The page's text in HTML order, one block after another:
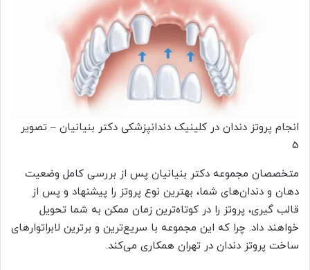
انجام پروتز دندان در کلینیک دندانپزشکی دکتر بنیانیان – تصویر
5
متخصصان مجموعه دکتر بنیانیان پس از بررسی کامل وضعیت
دهان و دندان‌های شما، بهترین نوع پروتز را پیشنهاد و پس از
قالب گیری، پروتز را در کوتاه‌ترین زمان ممکن به شما تحویل
خواهند داد. چرا که این مجموعه با سریع‌ترین و برترین لابراتوارهای
ساخت پروتز دندان در تهران همکاری می‌کند.